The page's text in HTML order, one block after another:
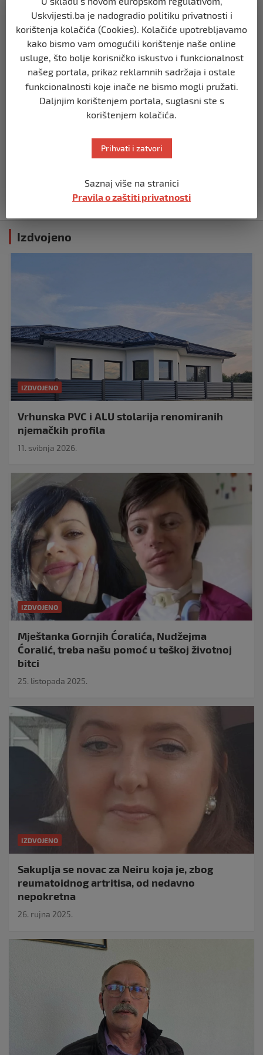
BIH
Zašto Bakir Izetbegović trenutno ima
najveće šanse za povratak u
Predsjedništvo BiH
prije 3 mjeseca
BIH
Demantij Federalnog ministarstva
unutrašnjih poslova
pomoćni objekti
prije 5 mjeseci
Izdvojeno
IZDVOJENO
Vrhunska PVC i ALU stolarija renomiranih
njemačkih profila
11. svibnja 2026.
IZDVOJENO
Mještanka Gornjih Ćoralića, Nudžejma
Ćoralić, treba našu pomoć u teškoj životnoj
bitci
25. listopada 2025.
IZDVOJENO
Sakuplja se novac za Neiru koja je, zbog
reumatoidnog artritisa, od nedavno
nepokretna
26. rujna 2025.
Uskvijesti.ba je nadogradio politiku privatnosti i
korištenja kolačića (Cookies). Kolačiće upotrebljavamo
kako bismo vam omogućili korištenje naše online
usluge, što bolje korisničko iskustvo i funkcionalnost
našeg portala, prikaz reklamnih sadržaja i ostale
funkcionalnosti koje inače ne bismo mogli pružati.
Daljnjim korištenjem portala, suglasni ste s
korištenjem kolačića.
Prihvati i zatvori
Saznaj više na stranici
Pravila o zaštiti privatnosti